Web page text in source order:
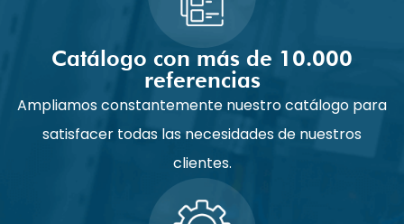
Catálogo con más de 10.000
referencias
Ampliamos constantemente nuestro catálogo para
satisfacer todas las necesidades de nuestros
clientes.